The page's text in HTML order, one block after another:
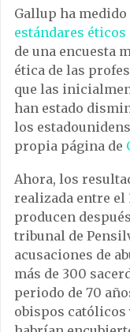
Gallup ha
estándares
de una encuesta
ética de las
que las
han estado
los
propia página de
Ahora, los
realizada entre el
producen
tribunal de
acusaciones de
más de 300
periodo de 70
obispos